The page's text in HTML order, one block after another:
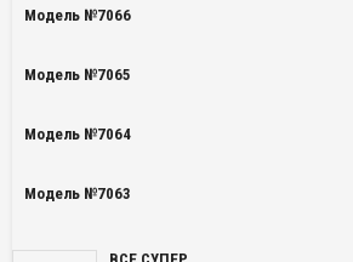
Модель №7066
Модель №7065
Модель №7064
Модель №7063